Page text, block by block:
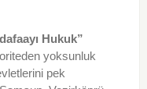
Hukuk”
yoksunluk
pek